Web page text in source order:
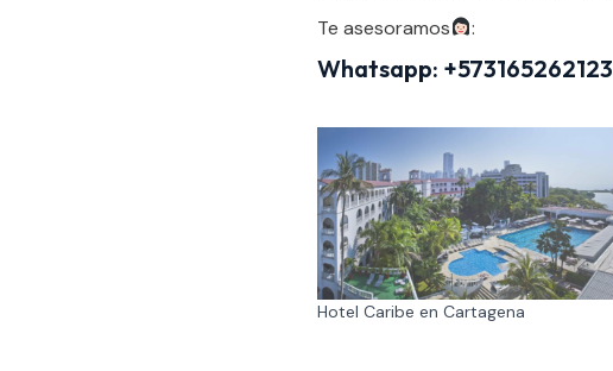
Te asesoramos
:
Whatsapp: +573165262123
Hotel Caribe en Cartagena